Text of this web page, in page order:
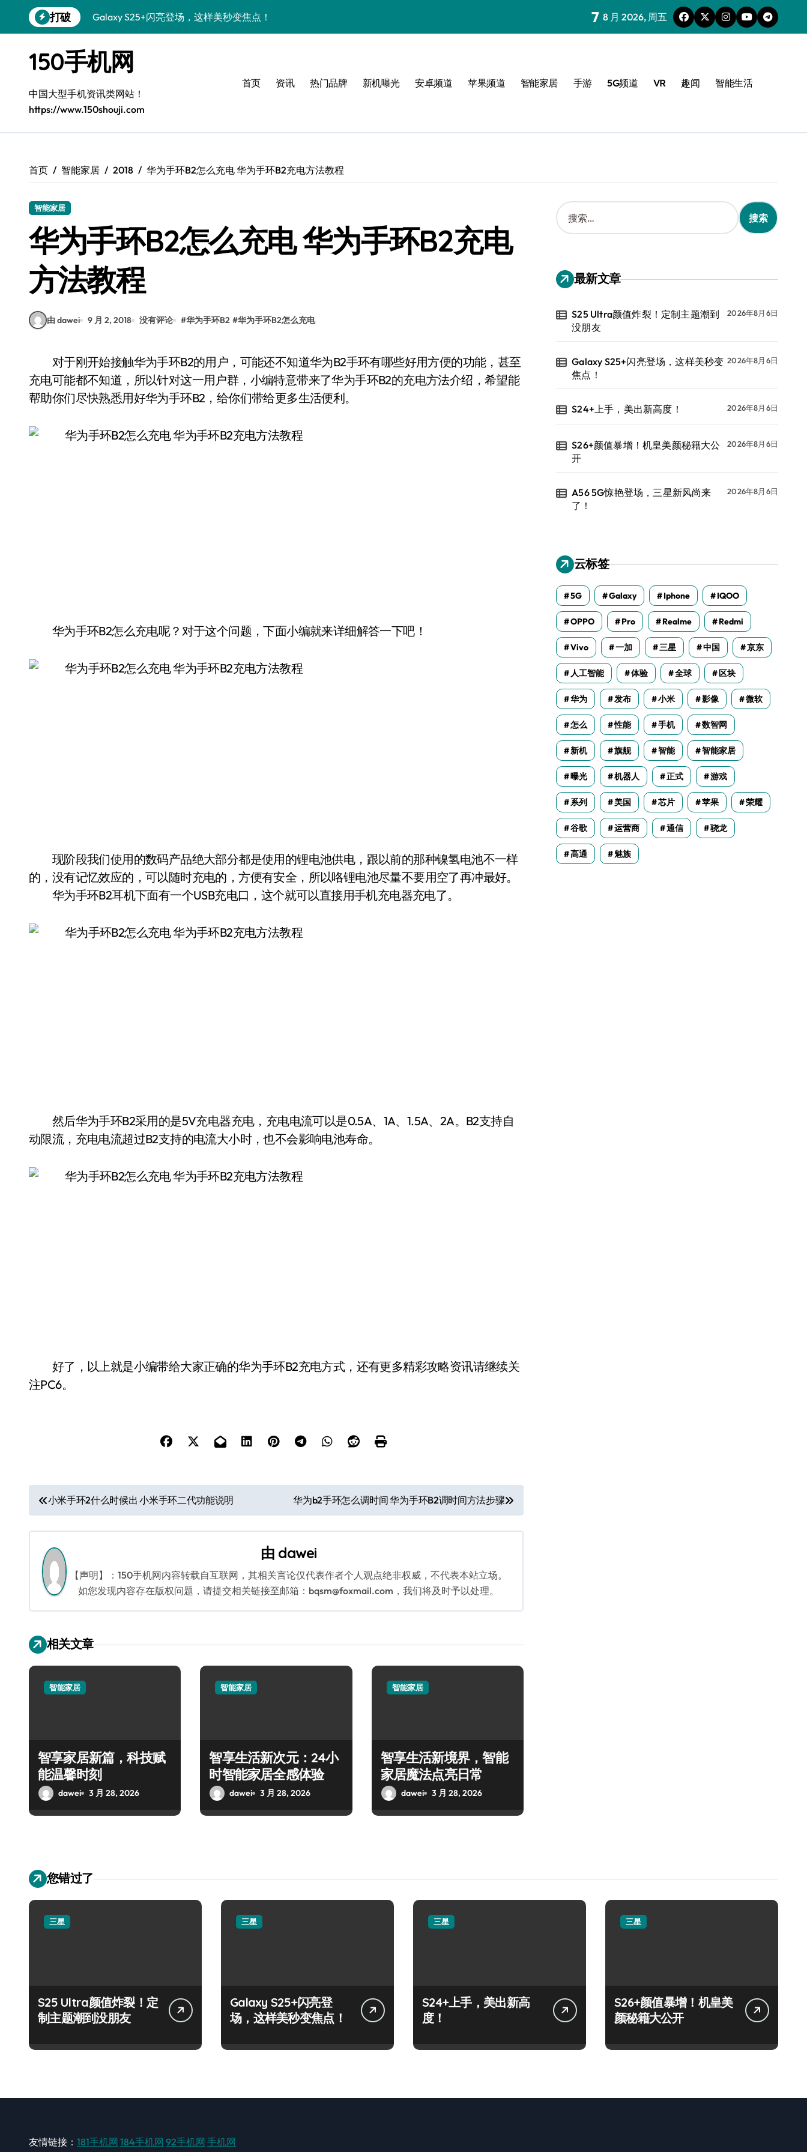
到
打破
Galaxy S25+闪亮登场，这样美秒变焦点！
S26+颜值暴增！机皇美颜秘籍大公开
A56 5G惊艳登场，三星新风尚来了！
三星S26上手：3招秒变个性旗舰
S25美化秘籍：个性潮玩，炫酷一键搞定！
Galaxy C55 5G登场，美学新标杆！
S25 Ultra颜值炸裂！定制主题潮到没朋友
7 8 月 2026, 周五
150手机网
中国大型手机资讯类网站！
https://www.150shouji.com
首页 资讯 热门品牌 新机曝光 安卓频道 苹果频道 智能家居 手游 5G频道 VR 趣闻 智能生活
首页 智能家居 2018 华为手环B2怎么充电 华为手环B2充电方法教程
智能家居
华为手环B2怎么充电 华为手环B2充电
方法教程
由 dawei 9 月 2, 2018 没有评论 #华为手环B2 #华为手环B2怎么充电
对于刚开始接触华为手环B2的用户，可能还不知道华为B2手环有哪些好用方便的功能，甚至
充电可能都不知道，所以针对这一用户群，小编特意带来了华为手环B2的充电方法介绍，希望能
帮助你们尽快熟悉用好华为手环B2，给你们带给更多生活便利。
华为手环B2怎么充电呢？对于这个问题，下面小编就来详细解答一下吧！
现阶段我们使用的数码产品绝大部分都是使用的锂电池供电，跟以前的那种镍氢电池不一样
的，没有记忆效应的，可以随时充电的，方便有安全，所以咯锂电池尽量不要用空了再冲最好。
华为手环B2耳机下面有一个USB充电口，这个就可以直接用手机充电器充电了。
然后华为手环B2采用的是5V充电器充电，充电电流可以是0.5A、1A、1.5A、2A。B2支持自
动限流，充电电流超过B2支持的电流大小时，也不会影响电池寿命。
好了，以上就是小编带给大家正确的华为手环B2充电方式，还有更多精彩攻略资讯请继续关
注PC6。
文
章
导
航
小米手环2什么时候出 小米手环二代功能说明 华为b2手环怎么调时间 华为手环B2调时间方法步骤
由 dawei
【声明】：150手机网内容转载自互联网，其相关言论仅代表作者个人观点绝非权威，不代表本站立场。
如您发现内容存在版权问题，请提交相关链接至邮箱：bqsm@foxmail.com，我们将及时予以处理。
相关文章
智能家居
智享家居新篇，科技赋
能温馨时刻
dawei 3 月 28, 2026
智能家居
智享生活新次元：24小
时智能家居全感体验
dawei 3 月 28, 2026
智能家居
智享生活新境界，智能
家居魔法点亮日常
dawei 3 月 28, 2026
搜
索
：
最新文章
S25 Ultra颜值炸裂！定制主题潮到
没朋友
2026年8月6日
Galaxy S25+闪亮登场，这样美秒变
焦点！
2026年8月6日
S24+上手，美出新高度！ 2026年8月6日
S26+颜值暴增！机皇美颜秘籍大公
开
2026年8月6日
A56 5G惊艳登场，三星新风尚来
了！
2026年8月6日
云标签
5G Galaxy Iphone IQOO
OPPO Pro Realme Redmi
Vivo 一加 三星 中国 京东
人工智能 体验 全球 区块
华为 发布 小米 影像 微软
怎么 性能 手机 数智网
新机 旗舰 智能 智能家居
曝光 机器人 正式 游戏
系列 美国 芯片 苹果 荣耀
谷歌 运营商 通信 骁龙
高通 魅族
您错过了
三星
S25 Ultra颜值炸裂！定
制主题潮到没朋友
三星
Galaxy S25+闪亮登
场，这样美秒变焦点！
三星
S24+上手，美出新高
度！
三星
S26+颜值暴增！机皇美
颜秘籍大公开
友情链接： 181手机网 184手机网 92手机网 手机网